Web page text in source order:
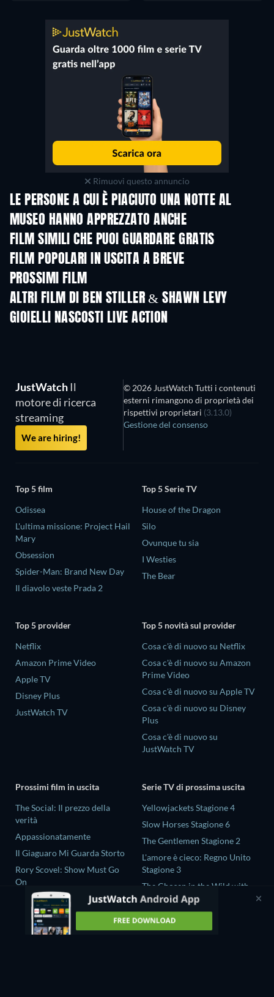
Rimuovi questo annuncio
LE PERSONE A CUI È PIACIUTO UNA NOTTE AL
MUSEO HANNO APPREZZATO ANCHE
FILM SIMILI CHE PUOI GUARDARE GRATIS
FILM POPOLARI IN USCITA A BREVE
PROSSIMI FILM
ALTRI FILM DI BEN STILLER & SHAWN LEVY
GIOIELLI NASCOSTI LIVE ACTION
JustWatch Il
motore di ricerca
streaming
We are hiring!
© 2026 JustWatch Tutti i contenuti
esterni rimangono di proprietà dei
rispettivi proprietari (3.13.0)
Gestione del consenso
Top 5 film
Odissea
L'ultima missione: Project Hail
Mary
Obsession
Spider-Man: Brand New Day
Il diavolo veste Prada 2
Top 5 Serie TV
House of the Dragon
Silo
Ovunque tu sia
I Westies
The Bear
Top 5 provider
Netflix
Amazon Prime Video
Apple TV
Disney Plus
JustWatch TV
Top 5 novità sul provider
Cosa c'è di nuovo su Netflix
Cosa c'è di nuovo su Amazon
Prime Video
Cosa c'è di nuovo su Apple TV
Cosa c'è di nuovo su Disney
Plus
Cosa c'è di nuovo su
JustWatch TV
Prossimi film in uscita
The Social: Il prezzo della
verità
Appassionatamente
Il Giaguaro Mi Guarda Storto
Rory Scovel: Show Must Go
On
Nando tra due mondi - Un film
di Sintonia
Serie TV di prossima uscita
Yellowjackets Stagione 4
Slow Horses Stagione 6
The Gentlemen Stagione 2
L'amore è cieco: Regno Unito
Stagione 3
The Chosen in the Wild with
Bear Grylls Stagione 1